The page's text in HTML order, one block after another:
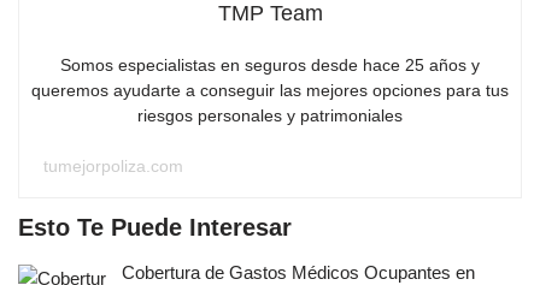
TMP Team
Somos especialistas en seguros desde hace 25 años y
queremos ayudarte a conseguir las mejores opciones para tus
riesgos personales y patrimoniales
tumejorpoliza.com
Esto Te Puede Interesar
Cobertura de Gastos Médicos Ocupantes en